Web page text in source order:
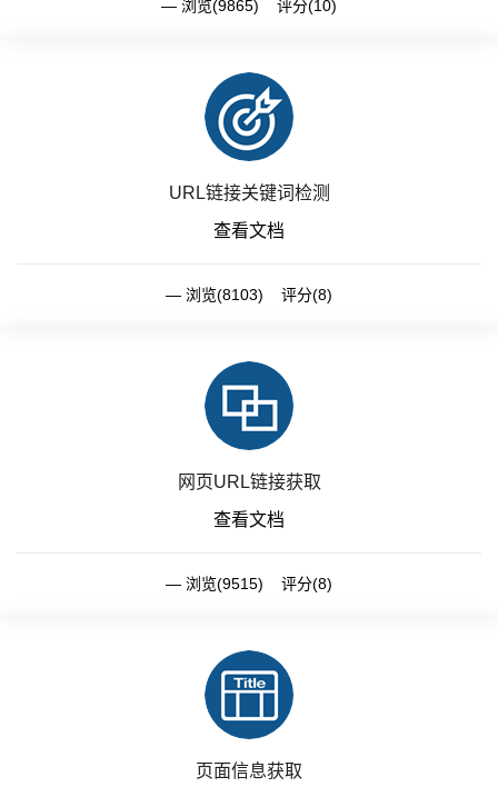
浏览(9865) 评分(10)
URL链接关键词检测
查看文档
浏览(8103) 评分(8)
网页URL链接获取
查看文档
浏览(9515) 评分(8)
页面信息获取